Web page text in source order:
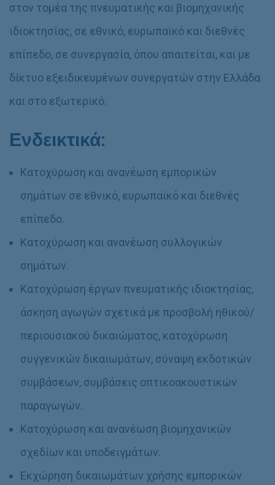
στον τομέα της πνευματικής και βιομηχανικής
ιδιοκτησίας, σε εθνικό, ευρωπαϊκό και διεθνές
επίπεδο, σε συνεργασία, όπου απαιτείται, και με
δίκτυο εξειδικευμένων συνεργατών στην Ελλάδα
και στο εξωτερικό.
Ενδεικτικά:
Κατοχύρωση και ανανέωση εμπορικών
σημάτων σε εθνικό, ευρωπαϊκό και διεθνές
επίπεδο.
Κατοχύρωση και ανανέωση συλλογικών
σημάτων.
Κατοχύρωση έργων πνευματικής ιδιοκτησίας,
άσκηση αγωγών σχετικά με προσβολή ηθικού/
περιουσιακού δικαιώματος, κατοχύρωση
συγγενικών δικαιωμάτων, σύναψη εκδοτικών
συμβάσεων, συμβάσεις οπτικοακουστικών
παραγωγών.
Κατοχύρωση και ανανέωση βιομηχανικών
σχεδίων και υποδειγμάτων.
Εκχώρηση δικαιωμάτων χρήσης εμπορικών